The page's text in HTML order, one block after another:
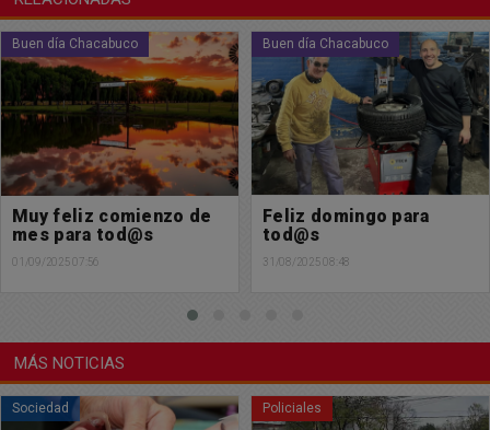
Buen día Chacabuco
Feliz domingo para
tod@s
31/08/2025 08:48
Buen día Chacabuco
Muy feliz día a todos los
Gestor@s de nuestra
ciudad
MÁS NOTICIAS
Policiales Sociedad